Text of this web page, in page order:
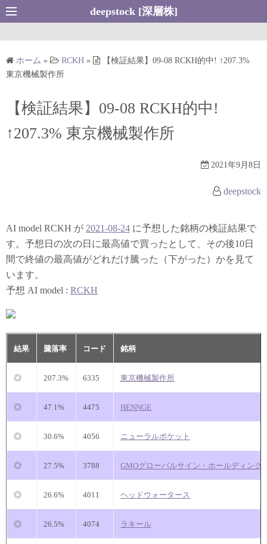
コ
ン
ツ
ッ
deepstock [深層株]
ホーム » RCKH »
【検証結果】09-08 RCKH的中! ↑207.3%
東京機械製作所
【検証結果】09-08 RCKH的中!
↑207.3% 東京機械製作所
2021年9月8日
deepstock
AI model RCKH が 2021-08-24 に予想した銘柄の検証結果で
す。予想日の次の日に最高値で買ったとして、その後10日
間で終値の最高値がどれだけ騰った（下がった）かを見て
います。
予想 AI model : RCKH
結果 騰落率 コード 銘柄
◎ 207.3% 6335 東京機械製作所
◎ 47.1% 4475 HENNGE
◎ 30.6% 4056 ニューラルポケット
◎ 27.5% 3788 GMOグローバルサイン・ホールディング
◎ 26.6% 4011 ヘッドウォータース
◎ 26.5% 4074 ラキール